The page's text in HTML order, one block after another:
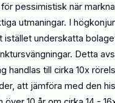
pessimistisk när
utmaningar. I
istället underskatta
Detta
handlas till cirka 10x
, att jämföra med den